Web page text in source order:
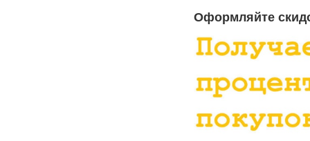
Оформляйте